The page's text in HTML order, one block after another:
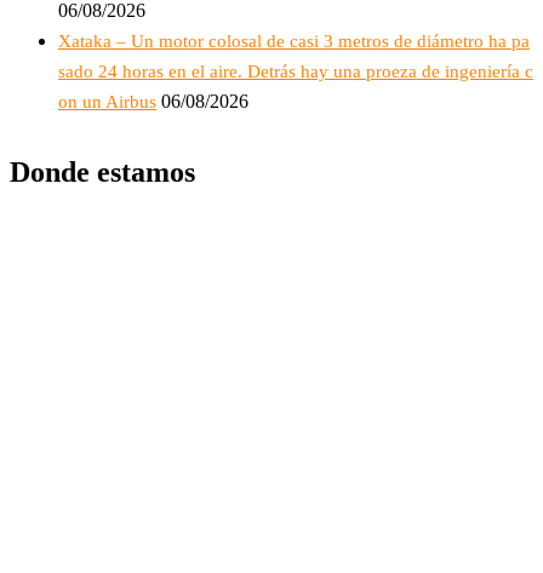
06/08/2026
Xataka – Un motor colosal de casi 3 metros de diámetro ha pa
sado 24 horas en el aire. Detrás hay una proeza de ingeniería c
on un Airbus 06/08/2026
Donde estamos